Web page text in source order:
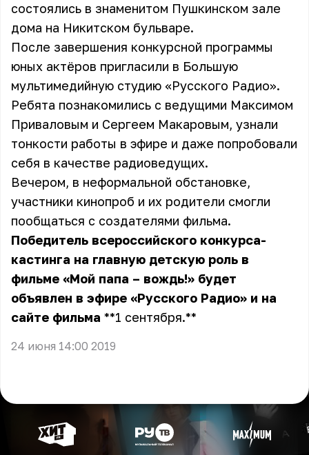
состоялись в знаменитом Пушкинском зале
дома на Никитском бульваре.
После завершения конкурсной программы
юных актёров пригласили в Большую
мультимедийную студию «Русского Радио».
Ребята познакомились с ведущими Максимом
Приваловым и Сергеем Макаровым, узнали
тонкости работы в эфире и даже попробовали
себя в качестве радиоведущих.
Вечером, в неформальной обстановке,
участники кинопроб и их родители смогли
пообщаться с создателями фильма.
Победитель всероссийского конкурса-
кастинга на главную детскую роль в
фильме «Мой папа – вождь!» будет
объявлен в эфире «Русского Радио» и на
сайте фильма **1 сентября. **
24 июня 14:00 2019